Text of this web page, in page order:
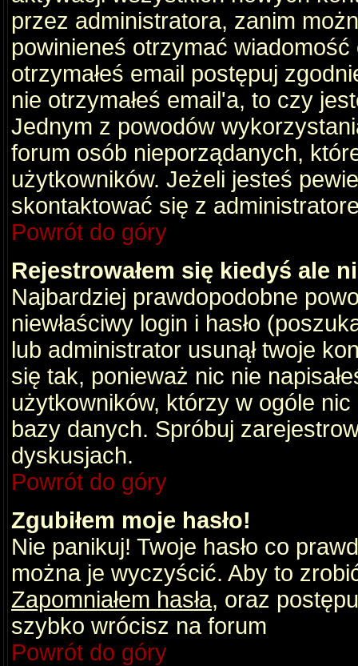
przez administratora, zanim
powinieneś otrzymać
otrzymałeś email postępuj
nie otrzymałeś email'a, to czy
Jednym z powodów
forum osób nieporządanych,
użytkowników. Jeżeli jesteś
skontaktować się z
Powrót do góry
Rejestrowałem się kiedyś ale
Najbardziej prawdopodobne
niewłaściwy login i hasło
lub administrator usunął twoje
się tak, ponieważ nic nie
użytkowników, którzy w ogóle
bazy danych. Spróbuj
dyskusjach.
Powrót do góry
Zgubiłem moje hasło!
Nie panikuj! Twoje hasło co
można je wyczyścić. Aby to
Zapomniałem hasła, oraz
szybko wrócisz na forum
Powrót do góry